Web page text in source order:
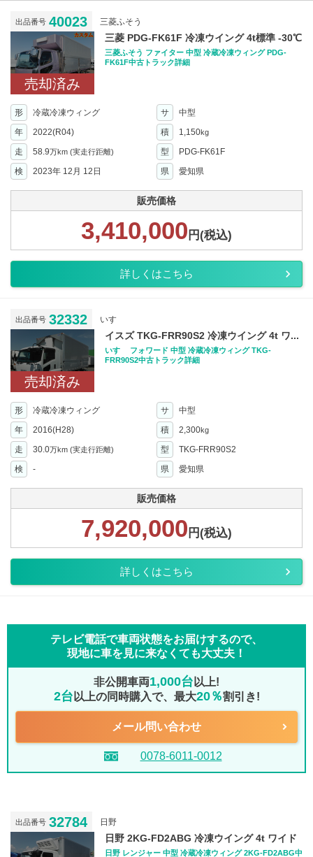
出品番号 40023 三菱ふそう
売却済み
三菱 PDG-FK61F 冷凍ウイング 4t標準 -30℃
三菱ふそう ファイター 中型 冷蔵冷凍ウィング PDG-
FK61F中古トラック詳細
形 冷蔵冷凍ウィング サ
中型
年
2022(R04) 積 1,150kg
走 58.9万km (実走行距離) 型
PDG-FK61F
検
2023年 12月 12日 県 愛知県
販売価格
3,410,000 円(税込)
詳しくはこちら
出品番号 32332 いすゞ
売却済み
イスズ TKG-FRR90S2 冷凍ウイング 4t ワ...
いすゞ フォワード 中型 冷蔵冷凍ウィング TKG-
FRR90S2中古トラック詳細
形 冷蔵冷凍ウィング サ
中型
年
2016(H28) 積 2,300kg
走 30.0万km (実走行距離) 型
TKG-FRR90S2
検
- 県 愛知県
販売価格
7,920,000 円(税込)
詳しくはこちら
テレビ電話で車両状態をお届けするので、
現地に車を見に来なくても大丈夫！
非公開車両1,000台 以上!
2台 以上の同時購入で、最大20％割引き!
メール問い合わせ
0078-6011-0012
出品番号 32784 日野
日野 2KG-FD2ABG 冷凍ウイング 4t ワイド
日野 レンジャー 中型 冷蔵冷凍ウィング 2KG-FD2ABG中